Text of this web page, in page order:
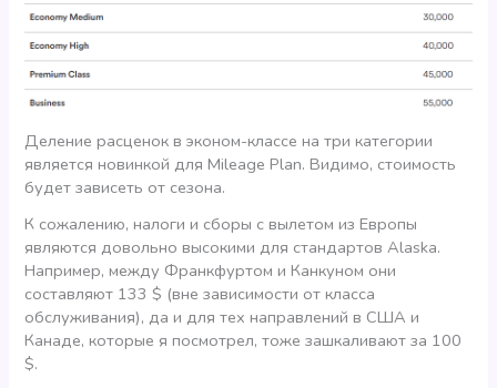
Деление расценок в эконом-классе на три категории
является новинкой для Mileage Plan. Видимо, стоимость
будет зависеть от сезона.
К сожалению, налоги и сборы с вылетом из Европы
являются довольно высокими для стандартов Alaska.
Например, между Франкфуртом и Канкуном они
составляют 133 $ (вне зависимости от класса
обслуживания), да и для тех направлений в США и
Канаде, которые я посмотрел, тоже зашкаливают за 100
$.